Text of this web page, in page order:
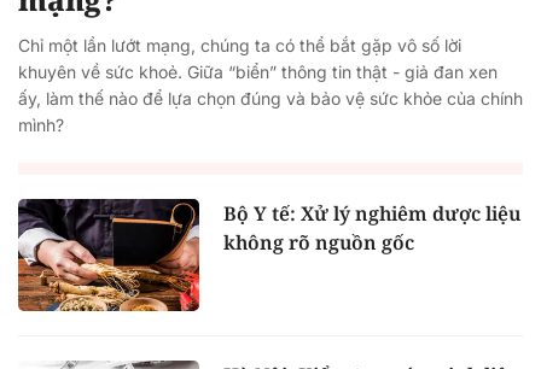
Chỉ một lần lướt mạng, chúng ta có thể bắt gặp vô số lời
khuyên về sức khoẻ. Giữa “biển” thông tin thật - giả đan xen
ấy, làm thế nào để lựa chọn đúng và bảo vệ sức khỏe của chính
mình?
Bộ Y tế: Xử lý nghiêm dược liệu
không rõ nguồn gốc